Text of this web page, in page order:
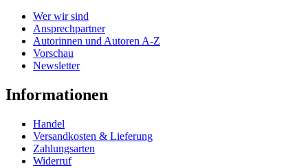
Wer wir sind
Ansprechpartner
Autorinnen und Autoren A-Z
Vorschau
Newsletter
Informationen
Handel
Versandkosten & Lieferung
Zahlungsarten
Widerruf